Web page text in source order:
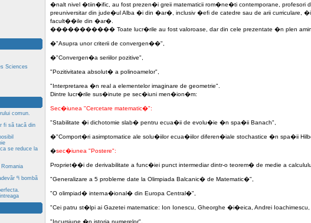
Sciences
comun.
fi sã tacã din
se reduce la
ºi bombã
�nalt nivel �tiin�ific, au fost prezen�i greii matematicii rom�ne�ti contemporane,
preuniversitar din jude�ul Alba �i din �ar�, inclusiv �efi de catedre sau de arii curriculare, �i
facult��ile din �ar�.
����������� Toate lucr�rile au fost valoroase, dar din cele prezentate �n plen
�"Asupra unor criterii de convergen��",
�"Convergen�a seriilor pozitive",
"Pozitivitatea absolut� a polinoamelor",
"Interpretarea �n real a elementelor imaginare de geometrie".
Dintre lucr�rile sus�inute pe sec�iuni men�ion�m:
Sec�iunea "Cercetare matematic�":
"Stabilitate �i dichotomie slab� pentru ecua�ii de evolu�ie �n spa�ii Banach",
�"Comport�ri asimptomatice ale solu�iilor ecua�iilor diferen�iale stochastice �n spa�ii
�sec�iunea "Postere":
Propriet��i de derivabilitate a func�iei punct intermediar dintr-o teorem� de medie a
"Generalizare a 5 probleme date la Olimpiada Balcanic� de Matematic�",
"O olimpiad� interna�ional� din Europa Central�",
"Cei patru st�lpi ai Gazetei matematice: Ion Ionescu, Gheorghe �i�eica, Andrei Ioachimescu,
"Incursiune �n istoria numerelor",